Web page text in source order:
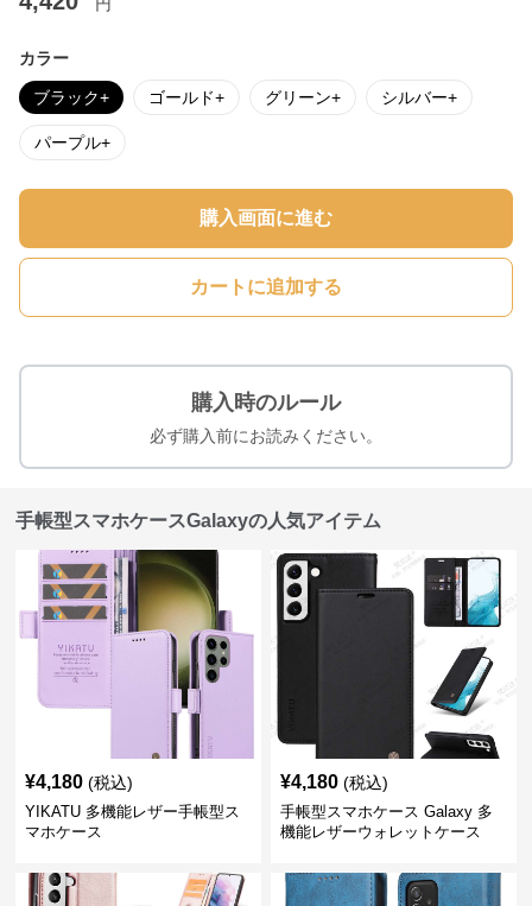
カラー
ブラック+ ゴールド+ グリーン+ シルバー+
パープル+
購入画面に進む
カートに追加する
購入時のルール
必ず購入前にお読みください。
手帳型スマホケースGalaxyの人気アイテム
¥4,180 (税込)
YIKATU 多機能レザー手帳型ス
マホケース
¥4,180 (税込)
手帳型スマホケース Galaxy 多
機能レザーウォレットケース